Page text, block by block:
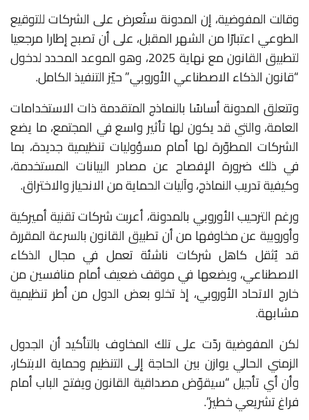
وقالت المفوضية، إن المدونة ستُعرض على الشركات للتوقيع
الطوعي اعتبارًا من الشهر المقبل، على أن تصبح إطارا مرجعيا
لتطبيق القانون مع نهاية 2025، وهو الموعد المحدد لدخول
“قانون الذكاء الاصطناعي الأوروبي” حيّز التنفيذ الكامل.
وتتعلق المدونة أساسًا بالنماذج المتقدمة ذات الاستخدامات
العامة، والتي قد يكون لها تأثير واسع في المجتمع، ما يضع
الشركات المطوّرة لها أمام مسؤوليات تنظيمية جديدة، بما
في ذلك ضرورة الإفصاح عن مصادر البيانات المستخدمة،
وكيفية تدريب النماذج، وآليات الحماية من الانحياز والاختراق.
ورغم الترحيب الأوروبي بالمدونة، أعربت شركات تقنية أميركية
وأوروبية عن مخاوفها من أن تطبيق القانون بالسرعة المقررة
قد يُثقل كاهل شركات ناشئة تعمل في مجال الذكاء
الاصطناعي، ويضعها في موقف ضعيف أمام منافسين من
خارج الاتحاد الأوروبي، إذ تخلو بعض الدول من أطر تنظيمية
مشابهة.
لكن المفوضية ردّت على تلك المخاوف بالتأكيد أن الجدول
الزمني الحالي يوازن بين الحاجة إلى التنظيم وحماية الابتكار،
وأن أي تأجيل “سيقوّض مصداقية القانون ويفتح الباب أمام
فراغ تشريعي خطير”.